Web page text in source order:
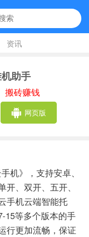
资讯
助手
搬砖赚钱
网页版
机》，支持安卓、
、双开、五开、
手机云端智能托
15等多个版本的手
行更加流畅，保证